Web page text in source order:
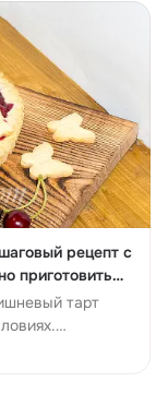
рецепт с
приготовить
тарт